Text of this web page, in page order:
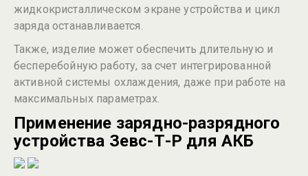
жидкокристаллическом экране устройства и цикл
заряда останавливается.
Также, изделие может обеспечить длительную и
бесперебойную работу, за счет интегрированной
активной системы охлаждения, даже при работе на
максимальных параметрах.
Применение зарядно-разрядного
устройства Зевс-Т-Р для АКБ